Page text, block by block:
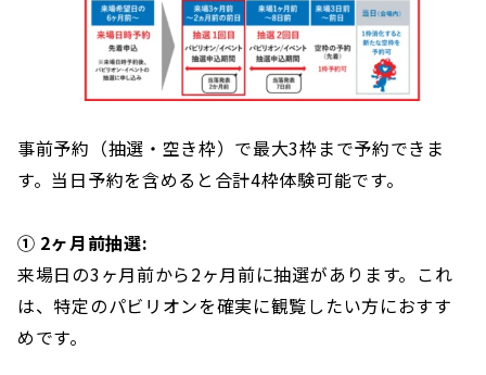
事前予約（抽選・空き枠）で最大3枠まで予約できま
す。当日予約を含めると合計4枠体験可能です。
① 2ヶ月前抽選:
来場日の3ヶ月前から2ヶ月前に抽選があります。これ
は、特定のパビリオンを確実に観覧したい方におすす
めです。